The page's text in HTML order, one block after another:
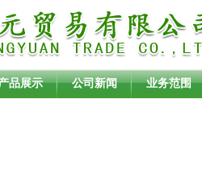
品展示 公司新闻 业务范围